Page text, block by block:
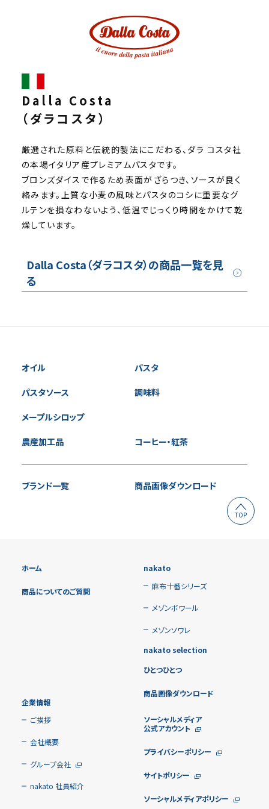
Dalla Costa
（ダラコスタ）
厳選された原料と伝統的製法にこだわる、ダラ コスタ社
の本場イタリア産プレミアムパスタです。
ブロンズダイスで作るため表面がざらつき、ソースが良く
絡みます。上質な小麦の風味とパスタのコシに重要なグ
ルテンを損なわないよう、低温でじっくり時間をかけて乾
燥しています。
Dalla Costa（ダラコスタ）の商品一覧を見
る
オイル パスタ
パスタソース 調味料
メープルシロップ
農産加工品 コーヒー・紅茶
ブランド一覧 商品画像ダウンロード
ホーム
商品についてのご質問
nakato
麻布十番シリーズ
メゾンボワール
メゾンソワレ
nakato selection
ひとつひとつ
商品画像ダウンロード
企業情報
ご挨拶
会社概要
グループ会社
nakato 社員紹介
ソーシャルメディア
公式アカウント
プライバシーポリシー
サイトポリシー
ソーシャルメディアポリシー
TOP